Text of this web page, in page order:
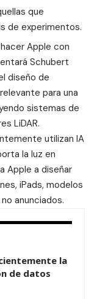
que
de experimentos.
Apple con
Schubert
diseño de
para una
sistemas de
LiDAR.
utilizan IA
la luz en
Apple a diseñar
iPads, modelos
anunciados.
la
de datos